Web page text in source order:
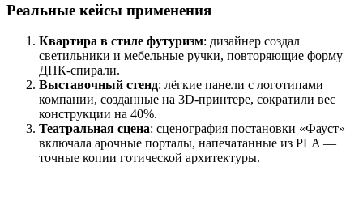
Реальные кейсы применения
Квартира в стиле футуризм: дизайнер создал
светильники и мебельные ручки, повторяющие форму
ДНК-спирали.
Выставочный стенд: лёгкие панели с логотипами
компании, созданные на 3D-принтере, сократили вес
конструкции на 40%.
Театральная сцена: сценография постановки «Фауст»
включала арочные порталы, напечатанные из PLA —
точные копии готической архитектуры.